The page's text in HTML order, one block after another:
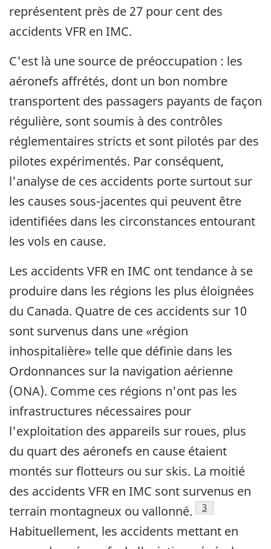
représentent près de 27 pour cent des
accidents VFR en IMC.
C'est là une source de préoccupation : les
aéronefs affrétés, dont un bon nombre
transportent des passagers payants de façon
régulière, sont soumis à des contrôles
réglementaires stricts et sont pilotés par des
pilotes expérimentés. Par conséquent,
l'analyse de ces accidents porte surtout sur
les causes sous-jacentes qui peuvent être
identifiées dans les circonstances entourant
les vols en cause.
Les accidents VFR en IMC ont tendance à se
produire dans les régions les plus éloignées
du Canada. Quatre de ces accidents sur 10
sont survenus dans une «région
inhospitalière» telle que définie dans les
Ordonnances sur la navigation aérienne
(ONA). Comme ces régions n'ont pas les
infrastructures nécessaires pour
l'exploitation des appareils sur roues, plus
du quart des aéronefs en cause étaient
montés sur flotteurs ou sur skis. La moitié
des accidents VFR en IMC sont survenus en
terrain montagneux ou vallonné.
Note de bas de
3
Habituellement, les accidents mettant en